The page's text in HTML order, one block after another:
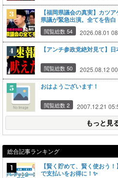
【福岡県議会の真実】カツ
県議が緊急出演。全てを告白
閲覧総数 54 2026.08.01
【アンチ参政党絶対見て】
閲覧総数 50 2025.08.12
おはようございます！
閲覧総数 2 2007.12.21
もっと見
総合記事ランキング
【賢く貯めて、賢く使おう
で支払いをお得に！✨